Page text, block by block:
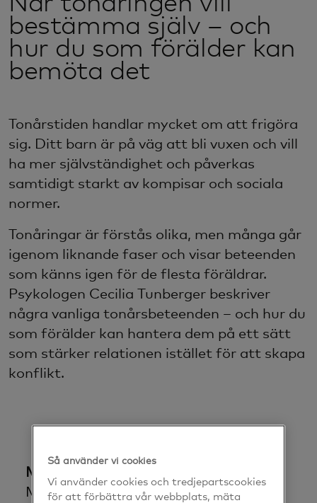
bestämma själv – och
hur du som förälder kan
bemöta det
Tonårstiden handlar mycket om att frigöra
sig. Ditt barn är på väg att bli vuxen och vill
ha mer självständighet och påverkas
samtidigt starkt av kompisar och sociala
normer.
Tonåringar är förstås olika, men många går
igenom liknande faser och visar beteenden
som känns igen för de flesta föräldrar.
Psykologen Cecilia Tunberger beskriver
några vanliga tonårsbeteenden – och hur du
som förälder kan hantera dem på ett sätt
som stärker relationen istället för att skapa
konflikt.
Motstånd mot regler
Många vill bestämma själva och en del
Så använder vi cookies
Vi använder cookies och tredjepartscookies
för att förbättra vår webbplats, mäta